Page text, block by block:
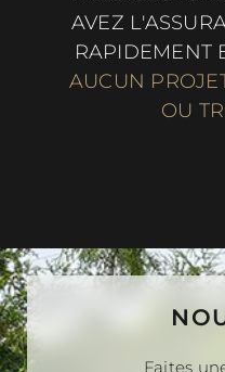
AVEZ
RAPIDEMENT
AUCUN
OU
Faites